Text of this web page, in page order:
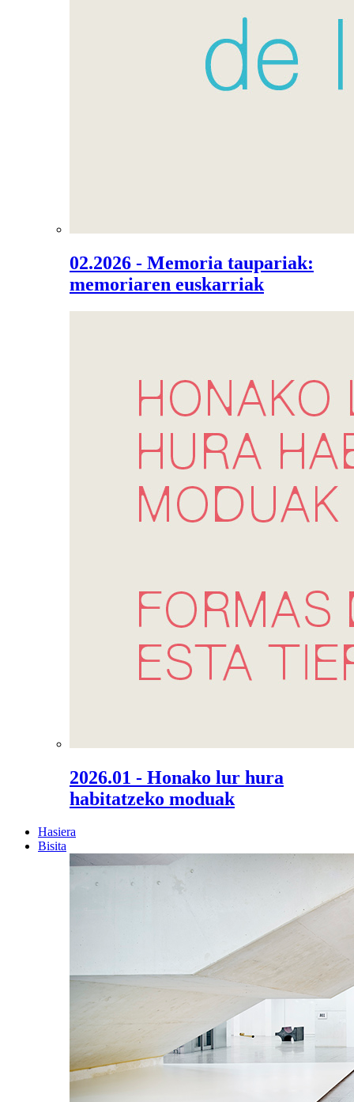
02.2026 - Memoria taupariak:
memoriaren euskarriak
2026.01 - Honako lur hura
habitatzeko moduak
Hasiera
Bisita